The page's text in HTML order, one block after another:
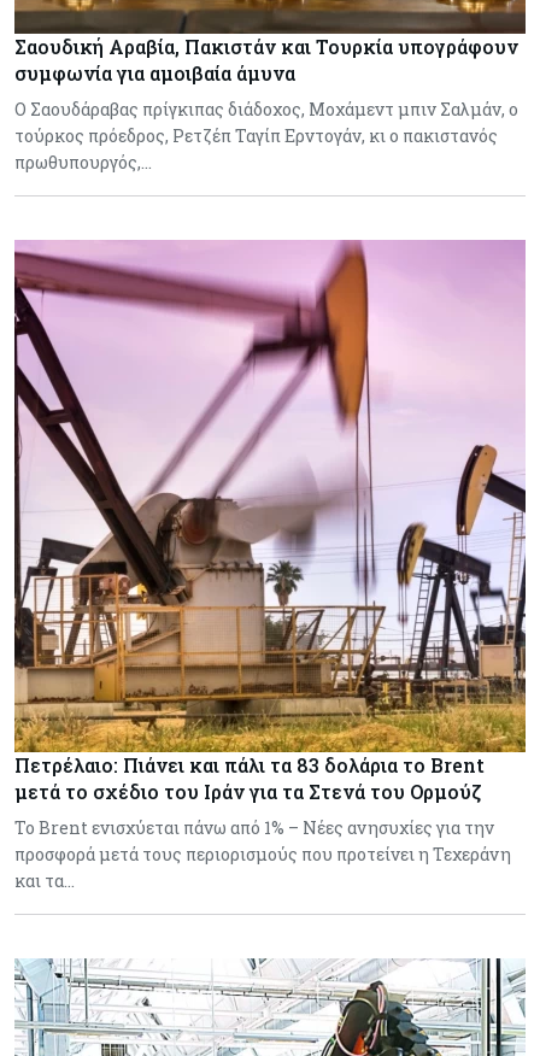
Σαουδική Αραβία, Πακιστάν και Τουρκία υπογράφουν
συμφωνία για αμοιβαία άμυνα
Ο Σαουδάραβας πρίγκιπας διάδοχος, Μοχάμεντ μπιν Σαλμάν, ο
τούρκος πρόεδρος, Ρετζέπ Ταγίπ Ερντογάν, κι ο πακιστανός
πρωθυπουργός,…
Πετρέλαιο: Πιάνει και πάλι τα 83 δολάρια το Brent
μετά το σχέδιο του Ιράν για τα Στενά του Ορμούζ
Το Brent ενισχύεται πάνω από 1% – Νέες ανησυχίες για την
προσφορά μετά τους περιορισμούς που προτείνει η Τεχεράνη
και τα…